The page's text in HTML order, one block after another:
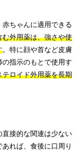
ちゃんに適用できる
む外用薬は、強さや使
。特に顔や首など皮膚
指示のもとで使用す
テロイド外用薬を長期
接的な関連は少ない
れば、食後に口周り